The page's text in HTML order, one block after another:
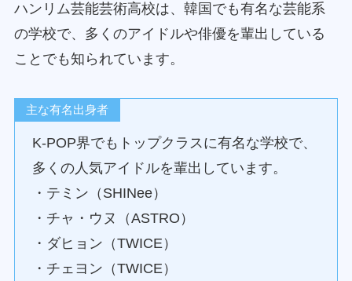
ハンリム芸能芸術高校は、韓国でも有名な芸能系
の学校で、多くのアイドルや俳優を輩出している
ことでも知られています。
主な有名出身者
K-POP界でもトップクラスに有名な学校で、
多くの人気アイドルを輩出しています。
・テミン（SHINee）
・チャ・ウヌ（ASTRO）
・ダヒョン（TWICE）
・チェヨン（TWICE）